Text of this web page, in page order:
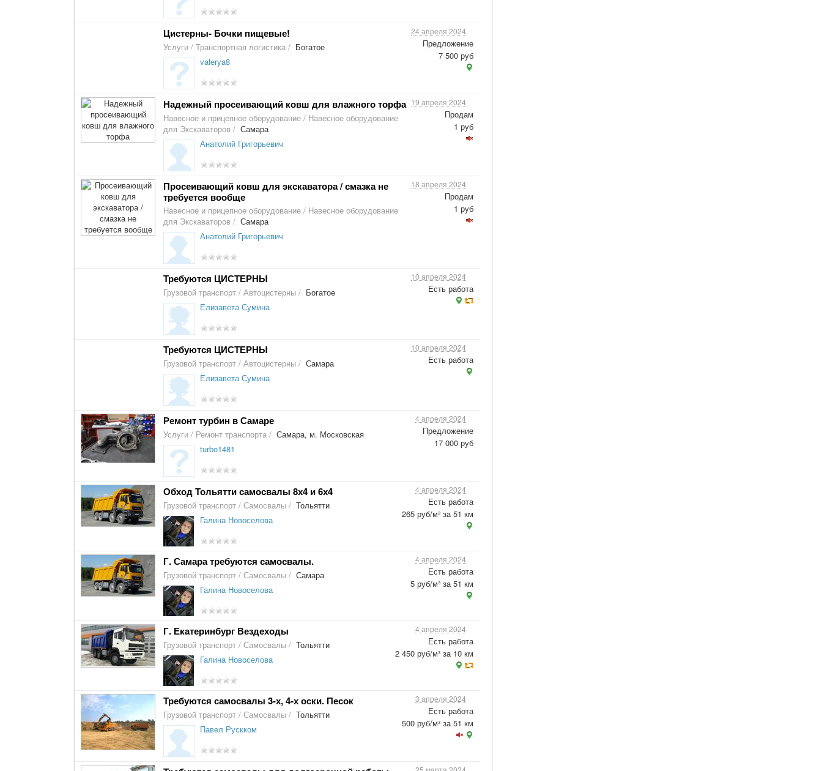
Цистерны- Бочки пищевые! 24 апреля 2024
Услуги / Транспортная логистика / Богатое
Предложение
7 500 руб
valerya8
Надежный просеивающий ковш для влажного торфа 19 апреля 2024
Навесное и прицепное оборудование / Навесное оборудование
для Экскаваторов / Самара
Продам
1 руб
Анатолий Григорьевич
Просеивающий ковш для экскаватора / смазка не
требуется вообще
18 апреля 2024
Навесное и прицепное оборудование / Навесное оборудование
для Экскаваторов / Самара
Продам
1 руб
Анатолий Григорьевич
Требуются ЦИСТЕРНЫ 10 апреля 2024
Грузовой транспорт / Автоцистерны / Богатое
Есть работа
Елизавета Сумина
Требуются ЦИСТЕРНЫ 10 апреля 2024
Грузовой транспорт / Автоцистерны / Самара
Есть работа
Елизавета Сумина
Ремонт турбин в Самаре 4 апреля 2024
Услуги / Ремонт транспорта / Самара, м. Московская
Предложение
17 000 руб
turbo1481
Обход Тольятти самосвалы 8х4 и 6х4 4 апреля 2024
Грузовой транспорт / Самосвалы / Тольятти
Есть работа
265 руб/м³ за 51 км
Галина Новоселова
Г. Самара требуются самосвалы. 4 апреля 2024
Грузовой транспорт / Самосвалы / Самара
Есть работа
5 руб/м³ за 51 км
Галина Новоселова
Г. Екатеринбург Вездеходы 4 апреля 2024
Грузовой транспорт / Самосвалы / Тольятти
Есть работа
2 450 руб/м³ за 10 км
Галина Новоселова
Требуются самосвалы 3-х, 4-х оски. Песок 3 апреля 2024
Грузовой транспорт / Самосвалы / Тольятти
Есть работа
500 руб/м³ за 51 км
Павел Рускком